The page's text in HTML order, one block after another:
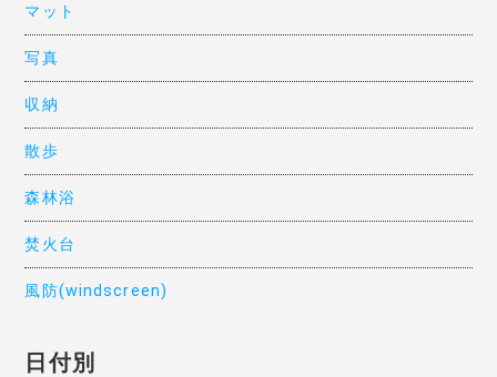
マット
写真
収納
散歩
森林浴
焚火台
風防(windscreen)
日付別